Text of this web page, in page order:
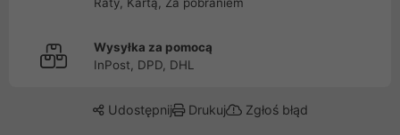
Wysyłka za pomocą
InPost, DPD, DHL
Udostępnij Drukuj Zgłoś błąd